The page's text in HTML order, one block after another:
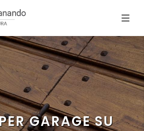
GARAGE SU